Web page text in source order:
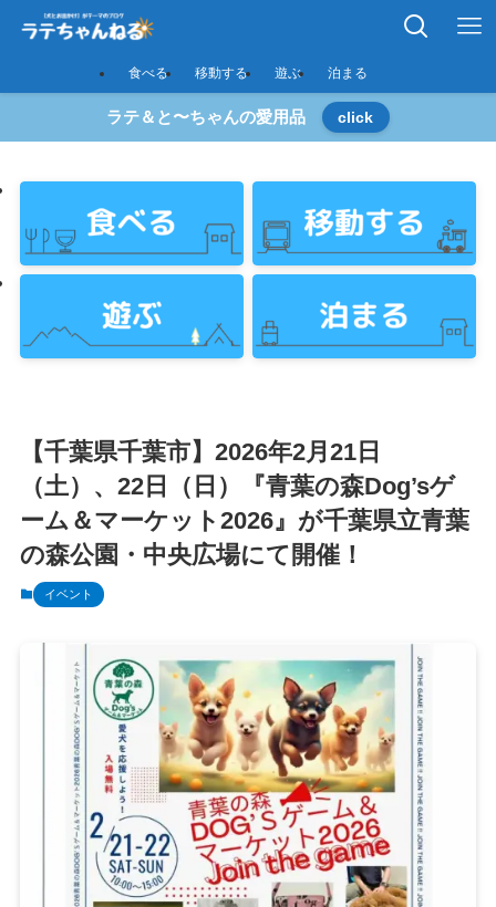
食べる 移動する 遊ぶ 泊まる
ラテ＆と〜ちゃんの愛用品 click
【千葉県千葉市】2026年2月21日
（土）、22日（日）『青葉の森Dog’sゲ
ーム＆マーケット2026』が千葉県立青葉
の森公園・中央広場にて開催！
イベント